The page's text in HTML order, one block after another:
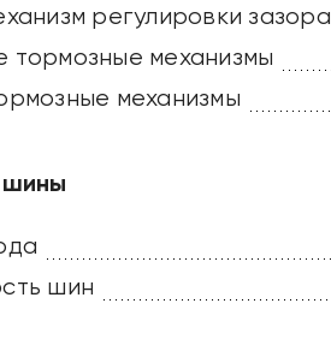
регулировки зазора
тормозные механизмы
механизмы
шины
шин